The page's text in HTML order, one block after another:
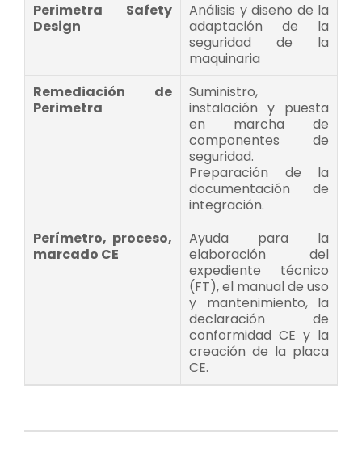
Perimetra Safety
Design
Análisis y diseño de la
adaptación de la
seguridad de la
maquinaria
Remediación de
Perimetra
Suministro,
instalación y puesta
en marcha de
componentes de
seguridad.
Preparación de la
documentación de
integración.
Perímetro, proceso,
marcado CE
Ayuda para la
elaboración del
expediente técnico
(FT), el manual de uso
y mantenimiento, la
declaración de
conformidad CE y la
creación de la placa
CE.